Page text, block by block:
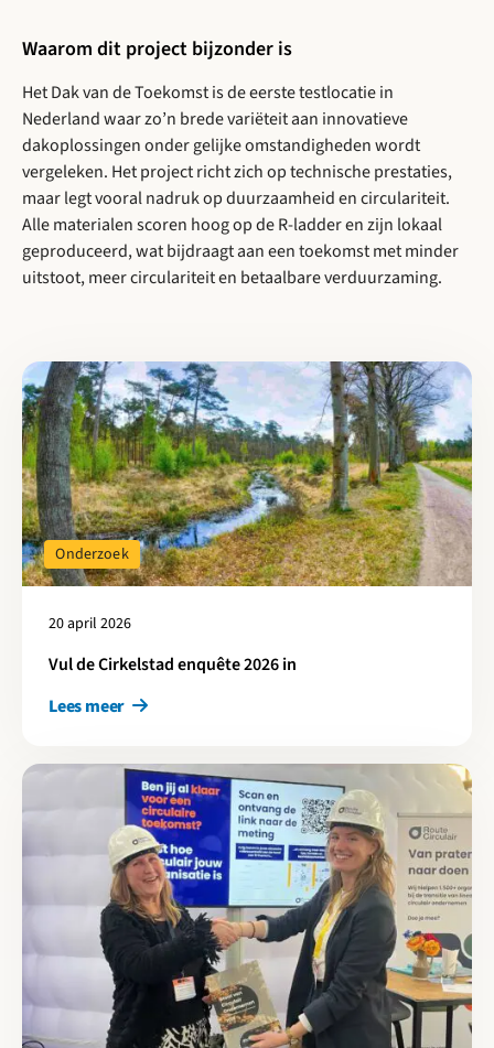
Waarom dit project bijzonder is
Het Dak van de Toekomst is de eerste testlocatie in
Nederland waar zo’n brede variëteit aan innovatieve
dakoplossingen onder gelijke omstandigheden wordt
vergeleken. Het project richt zich op technische prestaties,
maar legt vooral nadruk op duurzaamheid en circulariteit.
Alle materialen scoren hoog op de R-ladder en zijn lokaal
geproduceerd, wat bijdraagt aan een toekomst met minder
uitstoot, meer circulariteit en betaalbare verduurzaming.
20 april 2026
Vul de Cirkelstad enquête 2026 in
Onderzoek
Lees meer
Lees meer over Vul de Cirkelstad enquête 2026 in
Lees meer over Hoe circulair is jouw bouwbedrijf?